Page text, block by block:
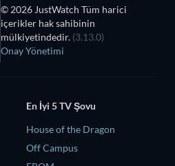
© 2026 JustWatch Tüm harici
içerikler hak sahibinin
mülkiyetindedir. (3.13.0)
Onay Yönetimi
En İyi 5 TV Şovu
House of the Dragon
Off Campus